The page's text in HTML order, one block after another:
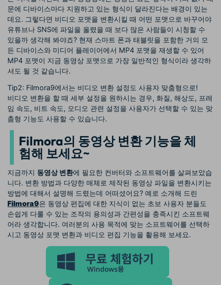
문에 디바이스마다 지원하고 있는 형식이 달라진다는 배경이 있는
데요. 그렇다면 비디오 포맷을 변환시킬 때 어떤 포맷으로 바꾸어야
유튜브나 SNS에 파일을 올렸을 때 보다 많은 사람들이 시청할 수
있을까 생각해 봐야죠? 현재 스마트 폰과 태블릿을 포함한 거의 모
든 디바이스와 미디어 플레이어에서 MP4 포맷을 재생할 수 있어
MP4 포맷이 지금 동영상 포맷으로 가장 일반적인 형식이라 생각하
셔도 될 것 같습니다.
Tip2: Filmora9에서는 비디오 변환 설정도 사용자 맞춤형으로!
비디오 변환을 할 때 세부 설정을 원하시는 경우, 화질, 해상도, 프레
임 속도, 비트 속도, 오디오 관련 설정을 사용자가 선택할 수 있는 맞
춤형 기능도 사용할 수 있습니다.
Filmora의 동영상 변환 기능을 체
험해 보세요~
지금까지 동영상 변환에 필요한 컨버터와 소프트웨어를 살펴보았습
니다. 변환 방법과 다양한 매체로 제작된 동영상 파일을 변환시키는
방법에 대해서 설명해 드렸는데 어떠셨어요? 예로 소개해 드린
Filmora9은 동영상 편집에 대한 지식이 없는 초보 사용자 분들도
손쉽게 다룰 수 있는 조작의 용의성과 간편성을 충족시킨 소프트웨
어라 생각합니다. 여러분의 사용 목적에 맞는 소프트웨어를 선택하
시고 동영상 포맷 변환과 비디오 편집 기능을 활용해 보세요.